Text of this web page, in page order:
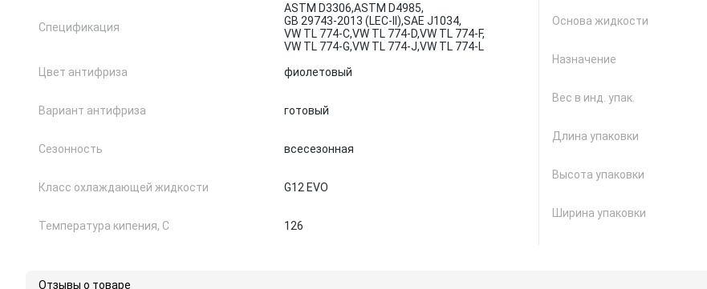
Спецификация
ASTM D3306,ASTM D4985,
GB 29743-2013 (LEC-II),SAE J1034,
VW TL 774-C,VW TL 774-D,VW TL 774-F,
VW TL 774-G,VW TL 774-J,VW TL 774-L
Цвет антифриза
фиолетовый
Вариант антифриза готовый
Сезонность всесезонная
Класс охлаждающей жидкости G12 EVO
Температура кипения, С 126
Основа жидкости
Назначение
Вес в инд. упак.
Длина упаковки
Высота упаковки
Ширина упаковки
Отзывы о товаре